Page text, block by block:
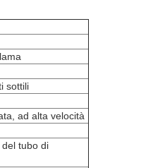
sottili
ad alta velocità
tubo di